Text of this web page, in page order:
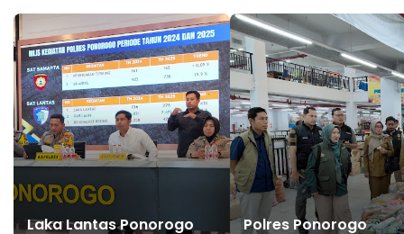
Laka Lantas Ponorogo
Polres Ponorogo